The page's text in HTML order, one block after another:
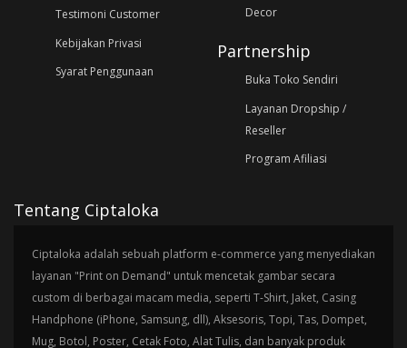
Testimoni Customer
Kebijakan Privasi
Syarat Penggunaan
Decor
Partnership
Buka Toko Sendiri
Layanan Dropship /
Reseller
Program Afiliasi
Tentang Ciptaloka
Ciptaloka adalah sebuah platform e-commerce yang menyediakan
layanan "Print on Demand" untuk mencetak gambar secara
custom di berbagai macam media, seperti T-Shirt, Jaket, Casing
Handphone (iPhone, Samsung, dll), Aksesoris, Topi, Tas, Dompet,
Mug, Botol, Poster, Cetak Foto, Alat Tulis, dan banyak produk